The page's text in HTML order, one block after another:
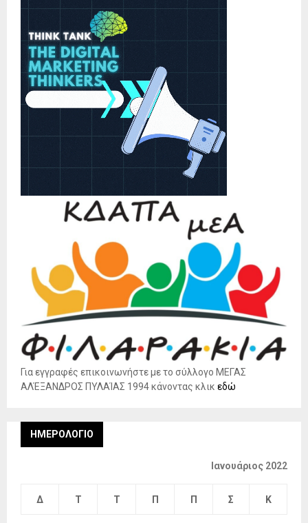
Για εγγραφές επικοινωνήστε με το σύλλογο ΜΕΓΑΣ
ΑΛΈΞΑΝΔΡΟΣ ΠΥΛΑΊΑΣ 1994 κάνοντας κλικ εδώ
ΗΜΕΡΟΛΌΓΙΟ
Ιανουάριος 2022
Δ Τ Τ Π Π Σ Κ